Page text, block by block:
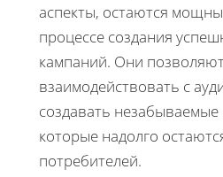
аспекты, остаются
процессе создания
кампаний. Они
взаимодействовать с
создавать незабываемые
которые надолго
потребителей.